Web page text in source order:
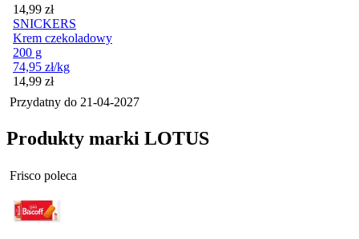
Cena
14,99 zł
SNICKERS
Krem czekoladowy
200 g
74,95 zł/kg
Cena
14,99 zł
Przydatny do 21-04-2027
Produkty marki LOTUS
Frisco poleca